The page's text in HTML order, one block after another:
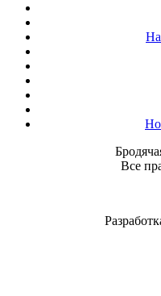
Все